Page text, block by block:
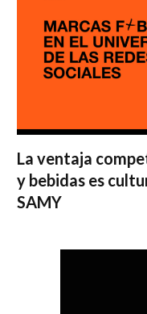
La ventaja
y bebidas es
SAMY